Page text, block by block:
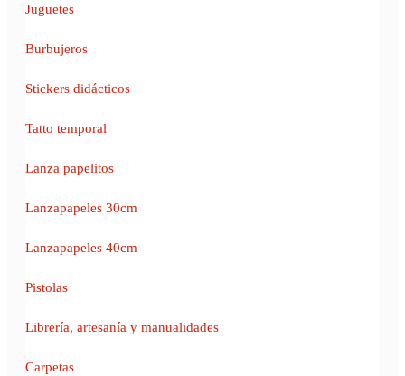
Juguetes
Burbujeros
Stickers didácticos
Tatto temporal
Lanza papelitos
Lanzapapeles 30cm
Lanzapapeles 40cm
Pistolas
Librería, artesanía y manualidades
Carpetas